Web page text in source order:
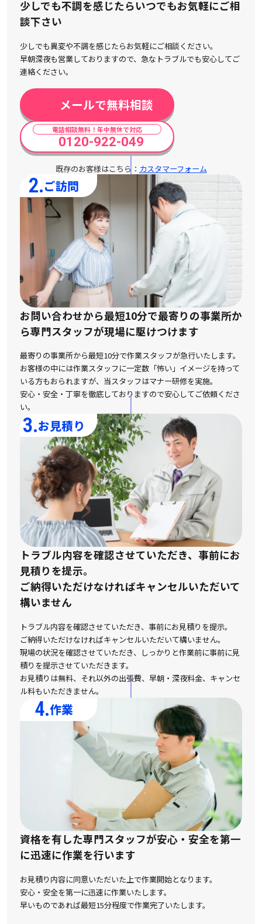
少しでも不調を感じたらいつでもお気軽にご相
談下さい
少しでも異変や不調を感じたらお気軽にご相談ください。
早朝深夜も営業しておりますので、急なトラブルでも安心してご
連絡ください。
メールで無料相談
電話相談無料！年中無休で対応
0120-922-049
既存のお客様はこちら： カスタマーフォーム
2.ご訪問
お問い合わせから最短10分で最寄りの事業所か
ら専門スタッフが現場に駆けつけます
最寄りの事業所から最短10分で作業スタッフが急行いたします。
お客様の中には作業スタッフに一定数「怖い」イメージを持って
いる方もおられますが、 当スタッフはマナー研修を実施。
安心・安全・丁寧を徹底しておりますので安心してご依頼くださ
い。
3.お見積り
トラブル内容を確認させていただき、事前にお
見積りを提示。
ご納得いただけなければキャンセルいただいて
構いません
トラブル内容を確認させていただき、事前にお見積りを提示。
ご納得いただけなければキャンセルいただいて構いません。
現場の状況を確認させていただき、しっかりと作業前に事前に見
積りを提示させていただきます。
お見積りは無料、それ以外の出張費、早朝・深夜料金、キャンセ
ル料もいただきません。
4.作業
資格を有した専門スタッフが安心・安全を第一
に迅速に作業を行います
お見積り内容に同意いただいた上で作業開始となります。
安心・安全を第一に迅速に作業いたします。
早いものであれば最短15分程度で作業完了いたします。